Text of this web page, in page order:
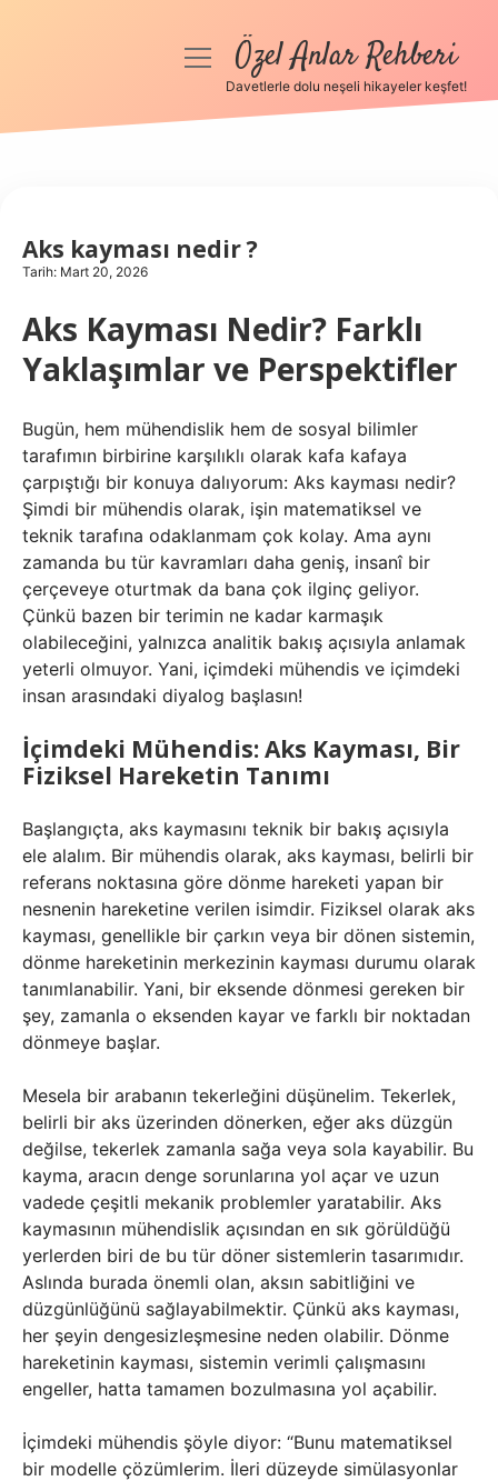
Anasayfa
Hakkımızda
menüyüÖzel Anlar Rehberi
Davetlerle dolu neşeli hikayeler keşfet!
Aks kayması nedir ?
Tarih: Mart 20, 2026
Aks Kayması Nedir? Farklı
Yaklaşımlar ve Perspektifler
Bugün, hem mühendislik hem de sosyal bilimler
tarafımın birbirine karşılıklı olarak kafa kafaya
çarpıştığı bir konuya dalıyorum: Aks kayması nedir?
Şimdi bir mühendis olarak, işin matematiksel ve
teknik tarafına odaklanmam çok kolay. Ama aynı
zamanda bu tür kavramları daha geniş, insanî bir
çerçeveye oturtmak da bana çok ilginç geliyor.
Çünkü bazen bir terimin ne kadar karmaşık
olabileceğini, yalnızca analitik bakış açısıyla anlamak
yeterli olmuyor. Yani, içimdeki mühendis ve içimdeki
insan arasındaki diyalog başlasın!
İçimdeki Mühendis: Aks Kayması, Bir
Fiziksel Hareketin Tanımı
Başlangıçta, aks kaymasını teknik bir bakış açısıyla
ele alalım. Bir mühendis olarak, aks kayması, belirli bir
referans noktasına göre dönme hareketi yapan bir
nesnenin hareketine verilen isimdir. Fiziksel olarak aks
kayması, genellikle bir çarkın veya bir dönen sistemin,
dönme hareketinin merkezinin kayması durumu olarak
tanımlanabilir. Yani, bir eksende dönmesi gereken bir
şey, zamanla o eksenden kayar ve farklı bir noktadan
dönmeye başlar.
Mesela bir arabanın tekerleğini düşünelim. Tekerlek,
belirli bir aks üzerinden dönerken, eğer aks düzgün
değilse, tekerlek zamanla sağa veya sola kayabilir. Bu
kayma, aracın denge sorunlarına yol açar ve uzun
vadede çeşitli mekanik problemler yaratabilir. Aks
kaymasının mühendislik açısından en sık görüldüğü
yerlerden biri de bu tür döner sistemlerin tasarımıdır.
Aslında burada önemli olan, aksın sabitliğini ve
düzgünlüğünü sağlayabilmektir. Çünkü aks kayması,
her şeyin dengesizleşmesine neden olabilir. Dönme
hareketinin kayması, sistemin verimli çalışmasını
engeller, hatta tamamen bozulmasına yol açabilir.
İçimdeki mühendis şöyle diyor: “Bunu matematiksel
bir modelle çözümlerim. İleri düzeyde simülasyonlar